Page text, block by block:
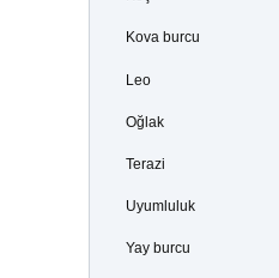
Kova burcu
Leo
Oğlak
Terazi
Uyumluluk
Yay burcu